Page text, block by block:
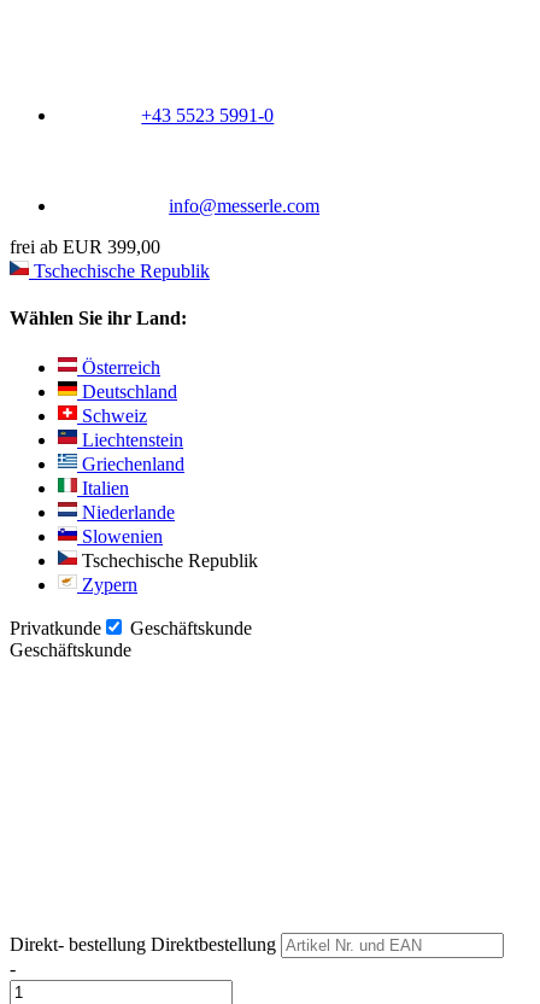
+43 5523 5991-0
info@messerle.com
frei ab EUR 399,00
Tschechische Republik
Wählen Sie ihr Land:
Österreich
Deutschland
Schweiz
Liechtenstein
Griechenland
Italien
Niederlande
Slowenien
Tschechische Republik
Zypern
Privatkunde
Geschäftskunde
Geschäftskunde
Direkt- bestellung Direktbestellung
-